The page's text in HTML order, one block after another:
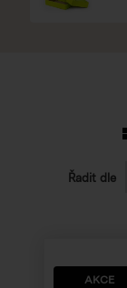
Řadit dle
AKCE